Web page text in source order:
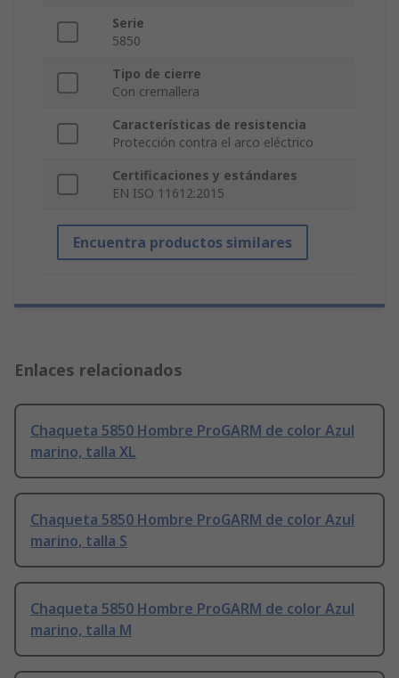
Serie
5850
Tipo de cierre
Con cremallera
Características de resistencia
Protección contra el arco eléctrico
Certificaciones y estándares
EN ISO 11612:2015
Encuentra productos similares
Enlaces relacionados
Chaqueta 5850 Hombre ProGARM de color Azul
marino, talla XL
Chaqueta 5850 Hombre ProGARM de color Azul
marino, talla S
Chaqueta 5850 Hombre ProGARM de color Azul
marino, talla M